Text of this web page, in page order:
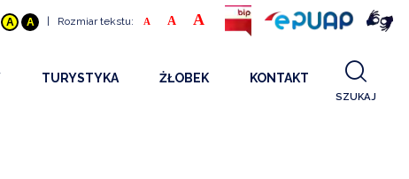
A A | Rozmiar tekstu: A A A
TURYSTYKA ŻŁOBEK KONTAKT
SZUKAJ